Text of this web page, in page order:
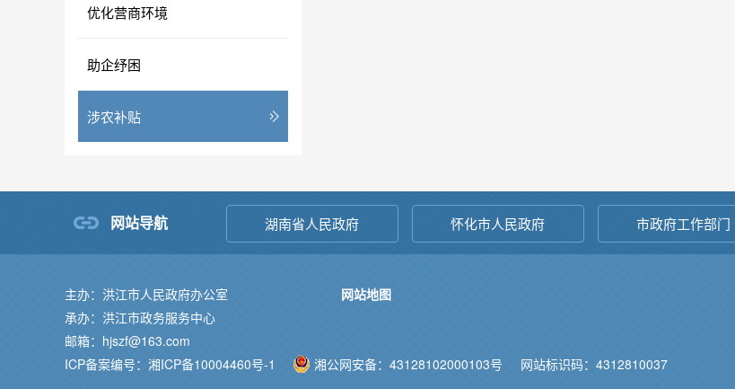
优化营商环境
助企纾困
涉农补贴
网站导航 湖南省人民政府 怀化市人民政府 市政府工作部门
主办：洪江市人民政府办公室
承办：洪江市政务服务中心
邮箱：hjszf@163.com
ICP备案编号：湘ICP备10004460号-1
湘公网安备：43128102000103号 网站标识码：4312810037
网站地图